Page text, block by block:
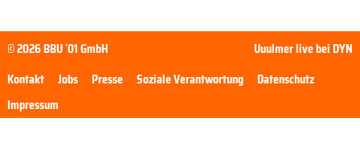
© 2026 BBU ´01 GmbH
Uuulmer live bei DYN
Kontakt
Jobs Presse Soziale Verantwortung
Datenschutz
Impressum